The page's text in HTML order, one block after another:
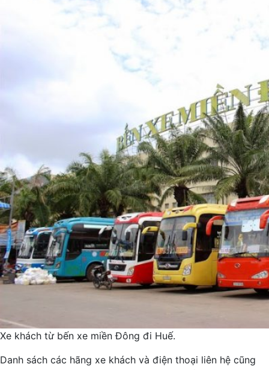
Xe khách từ bến xe miền Đông đi Huế.
Danh sách các hãng xe khách và điện thoại liên hệ cũng